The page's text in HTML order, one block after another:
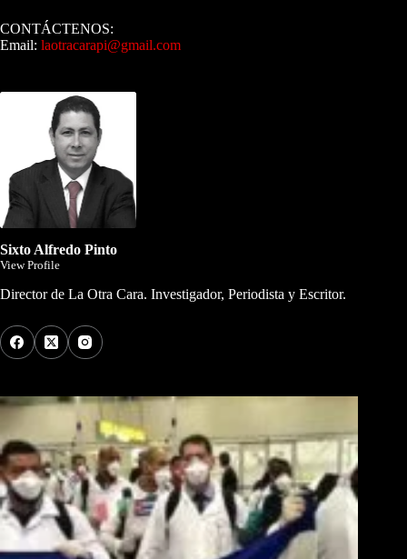
CONTÁCTENOS:
Email: laotracarapi@gmail.com
Sixto Alfredo Pinto
View Profile
Director de La Otra Cara. Investigador, Periodista y Escritor.